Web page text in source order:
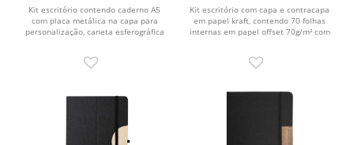
Kit escritório contendo caderno A5
com placa metálica na capa para
personalização, caneta esferográfica
Kit escritório com capa e contracapa
em papel kraft, contendo 70 folhas
internas em papel offset 70g/m² com